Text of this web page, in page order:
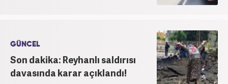
GÜNCEL
Son dakika: Reyhanlı saldırısı
davasında karar açıklandı!